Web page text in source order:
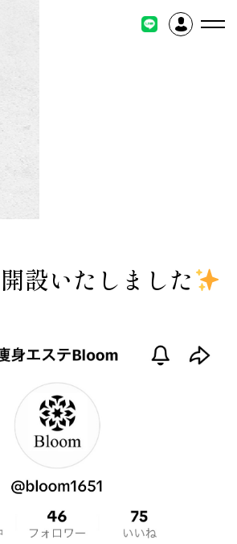
設いたしました